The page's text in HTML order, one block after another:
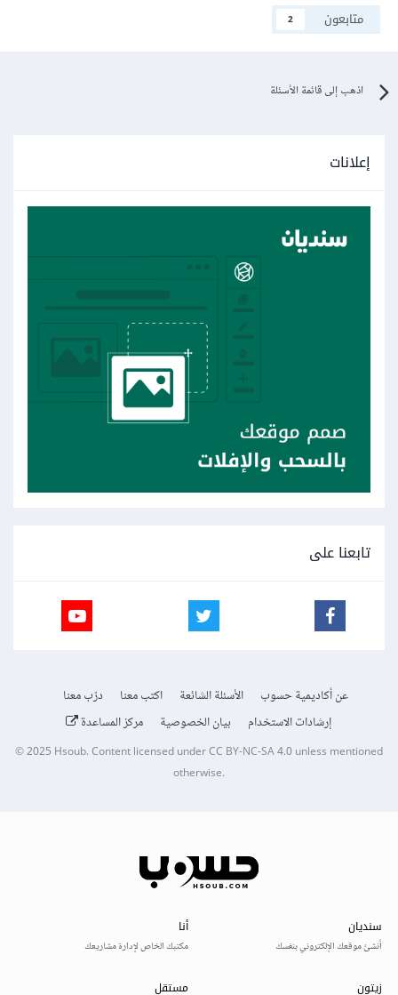
متابعون
2
اذهب إلى قائمة الأسئلة
إعلانات
تابعنا على
عن أكاديمية حسوب الأسئلة الشائعة اكتب معنا
درّب معنا
إرشادات الاستخدام
بيان الخصوصية مركز المساعدة
© 2025Hsoub.Content licensed underCC BY-NC-SA 4.0unless mentioned
otherwise.